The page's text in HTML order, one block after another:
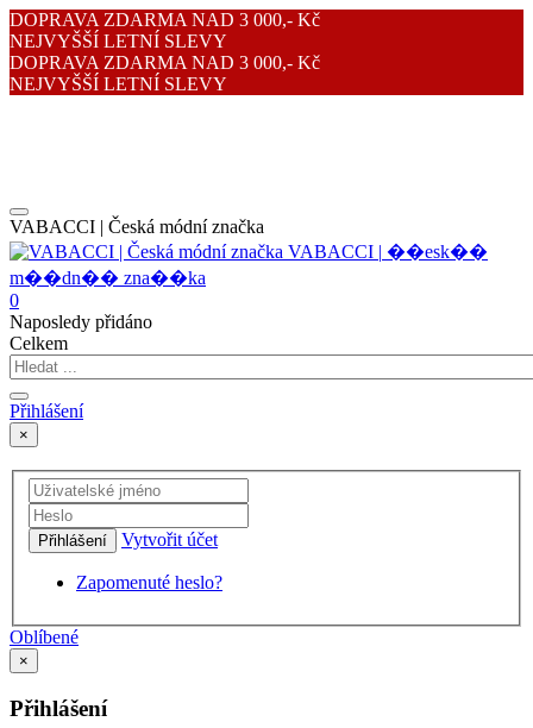
DOPRAVA ZDARMA NAD 3 000,- Kč
NEJVYŠŠÍ LETNÍ SLEVY
DOPRAVA ZDARMA NAD 3 000,- Kč
NEJVYŠŠÍ LETNÍ SLEVY
VABACCI | Česká módní značka
VABACCI | ��esk��
m��dn�� zna��ka
0
Naposledy přidáno
Celkem
Přihlášení
×
Přihlášení Vytvořit účet
Zapomenuté heslo?
Oblíbené
×
Přihlášení